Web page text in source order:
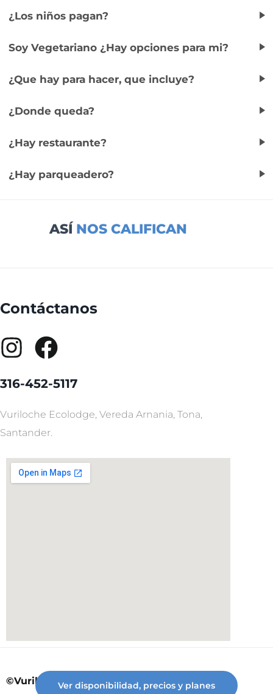
Ver disponibilidad, precios y planes
¿Los niños pagan?
Soy Vegetariano ¿Hay opciones para mi?
¿Que hay para hacer, que incluye?
¿Donde queda?
¿Hay restaurante?
¿Hay parqueadero?
ASÍ NOS CALIFICAN
Contáctanos
316-452-5117
Vuriloche Ecolodge, Vereda Arnania, Tona,
Santander.
©Vuriloche desde 2023